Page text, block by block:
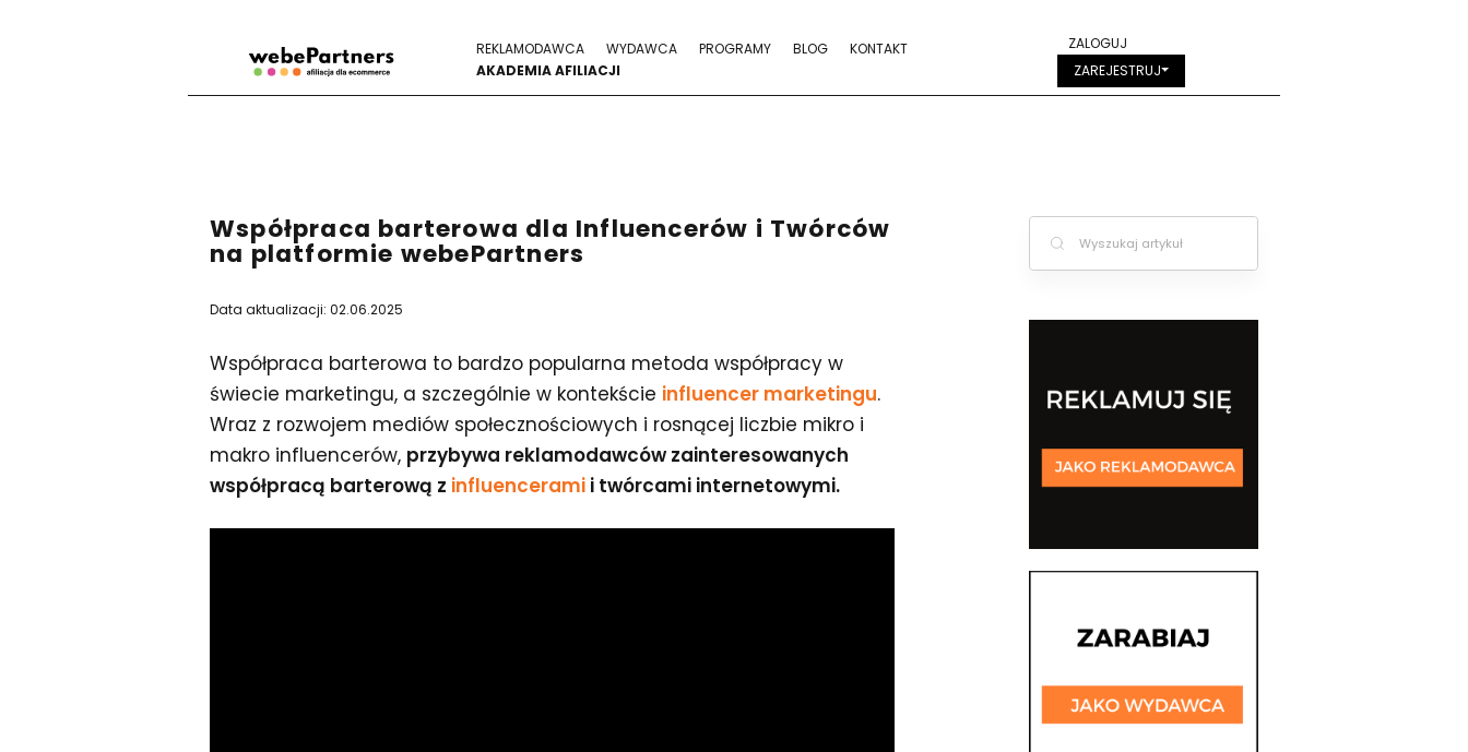
ZALOGUJ
ZAREJESTRUJ
REKLAMODAWCA WYDAWCA PROGRAMY BLOG
KONTAKT
AKADEMIA AFILIACJI
Współpraca barterowa dla Influencerów i Twórców
na platformie webePartners
Data aktualizacji: 02.06.2025
Współpraca barterowa to bardzo popularna metoda współpracy w
świecie marketingu, a szczególnie w kontekście influencer marketingu.
Wraz z rozwojem mediów społecznościowych i rosnącej liczbie mikro i
makro influencerów, przybywa reklamodawców zainteresowanych
współpracą barterową z influencerami i twórcami internetowymi.